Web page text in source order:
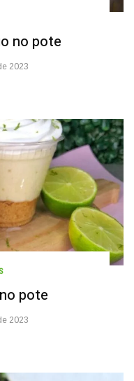
no pote
2023
pote
2023